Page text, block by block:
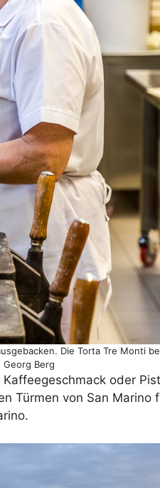
Die Torta Tre Monti
Berg
oder
Türmen von San Marino